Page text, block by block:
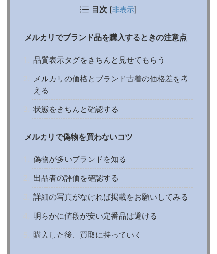
目次 [非表示]
メルカリでブランド品を購入するときの注意点
品質表示タグをきちんと見せてもらう
メルカリの価格とブランド古着の価格差を考
える
状態をきちんと確認する
メルカリで偽物を買わないコツ
偽物が多いブランドを知る
出品者の評価を確認する
詳細の写真がなければ掲載をお願いしてみる
明らかに値段が安い定番品は避ける
購入した後、買取に持っていく